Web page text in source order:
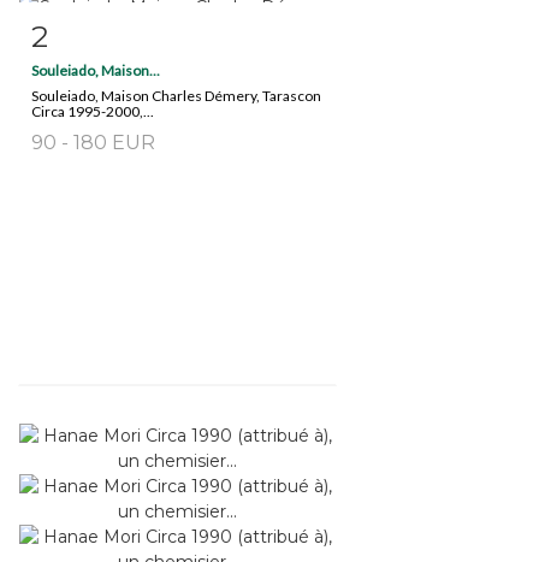
Fiche détaillée
2
Souleiado, Maison...
Souleiado, Maison Charles Démery, Tarascon
Circa 1995-2000,...
90 - 180 EUR